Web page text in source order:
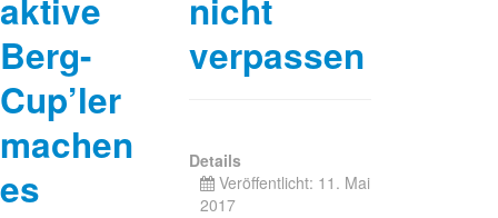
aktive
Berg-
Cup’ler
machen
es
nicht
verpassen
Details
Veröffentlicht: 11. Mai
2017